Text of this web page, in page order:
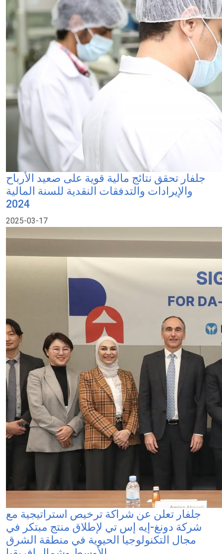
جلفار تحقق نتائج مالية قوية على صعيد الأرباح
والإيرادات والتدفقات النقدية للسنة المالية
2024
2025-03-17
جلفار تعلن عن شراكة ترخيص استراتيجية مع
شركة دونغ-إيه إس تي لإطلاق منتج مبتكر في
مجال التكنولوجيا الحيوية في منطقة الشرق